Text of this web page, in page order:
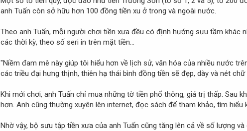
anh Tuấn còn sở hữu hơn 100 đồng tiền xu ở trong và ngoài nước.
Theo anh Tuấn, mỗi người chơi tiền xưa đều có định hướng sưu tầm
các thời kỳ, theo số seri in trên mặt tiền...
"Niềm đam mê này giúp tôi hiểu hơn về lịch sử, văn hóa của nhiều nước
các triều đại hưng thịnh, thiên hạ thái bình đồng tiền sẽ đẹp, dày và nét chữ
Khi mới chơi, anh Tuấn chỉ mua những tờ tiền phổ thông, giá trị thấp. Sau
hơn. Anh cũng thường xuyên lên internet, đọc sách để tham khảo, tìm
Nhờ vậy, bộ sưu tập tiền xưa của anh Tuấn cũng tăng lên cả về số lượng